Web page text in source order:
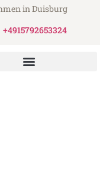
in Duisburg
+4915792653324